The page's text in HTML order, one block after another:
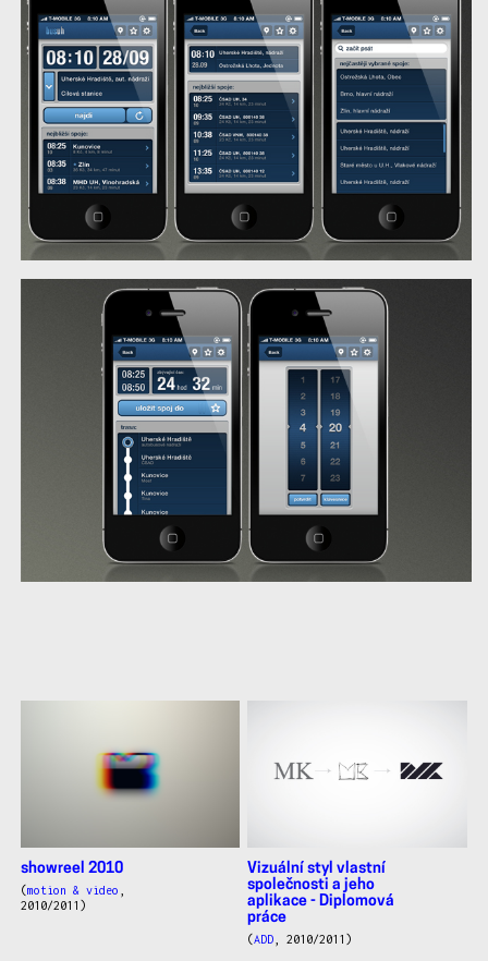
práce
showreel 2010
(motion & video ,
2010/2011)
Vizuální styl vlastní
společnosti a jeho
aplikace - Diplomová
práce
(ADD, 2010/2011)